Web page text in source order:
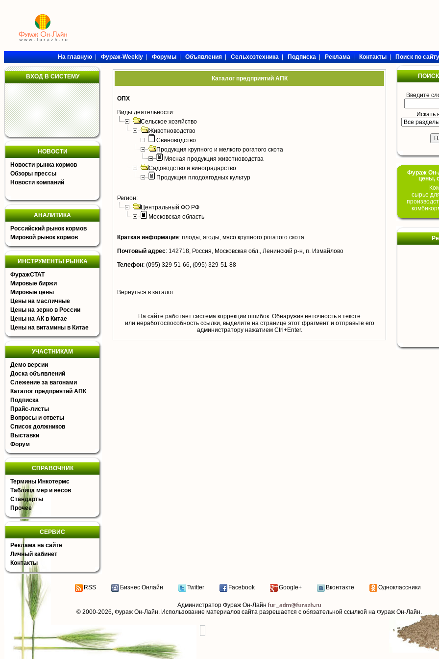
На главную|Фураж-Weekly|Форумы|Объявления|Сельхозтехника|Подписка|Реклама|Контакты|Поиск по сайту
ВХОД В СИСТЕМУ
НОВОСТИ
Новости рынка кормов
Обзоры прессы
Новости компаний
АНАЛИТИКА
Российский рынок кормов
Мировой рынок кормов
ИНСТРУМЕНТЫ РЫНКА
ФуражСТАТ
Мировые биржи
Мировые цены
Цены на масличные
Цены на зерно в России
Цены на АК в Китае
Цены на витамины в Китае
УЧАСТНИКАМ
Демо версии
Доска объявлений
Слежение за вагонами
Каталог предприятий АПК
Подписка
Прайс-листы
Вопросы и ответы
Список должников
Выставки
Форум
СПРАВОЧНИК
Термины Инкотермс
Таблица мер и весов
Стандарты
Прочее
СЕРВИС
Реклама на сайте
Личный кабинет
Контакты
Каталог предприятий АПК
ОПХ
Виды деятельности:
Сельское хозяйство
Животноводство
Свиноводство
Продукция крупного и мелкого рогатого скота
Мясная продукция животноводства
Садоводство и виноградарство
Продукция плодоягодных культур
Регион:
Центральный ФО РФ
Московская область
Краткая информация: плоды, ягоды, мясо крупного рогатого скота
Почтовый адрес: 142718, Россия, Московская обл., Ленинский р-н, п. Измайлово
Телефон: (095) 329-51-66, (095) 329-51-88
Вернуться в каталог
На сайте работает система коррекции ошибок. Обнаружив неточность в тексте
или неработоспособность ссылки, выделите на странице этот фрагмент и отправьте его
aдминистратору нажатием Ctrl+Enter.
Введите
Искать
Фураж Он-
цены,
сырье
RSS Бизнес Онлайн Twitter Facebook Google+ Вконтакте Одноклассники
Администратор Фураж Он-Лайн
© 2000-2026, Фураж Он-Лайн. Использование материалов сайта разрешается с обязательной ссылкой на Фураж Он-Лайн.